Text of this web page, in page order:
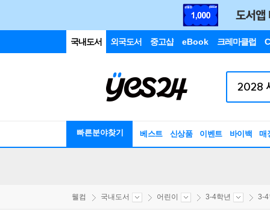
국내도서 외국도서 중고샵 eBook 크레마클럽
빠른분야찾기 베스트 신상품 이벤트 바이백 매
웰컴 국내도서 어린이 3-4학년 3-4